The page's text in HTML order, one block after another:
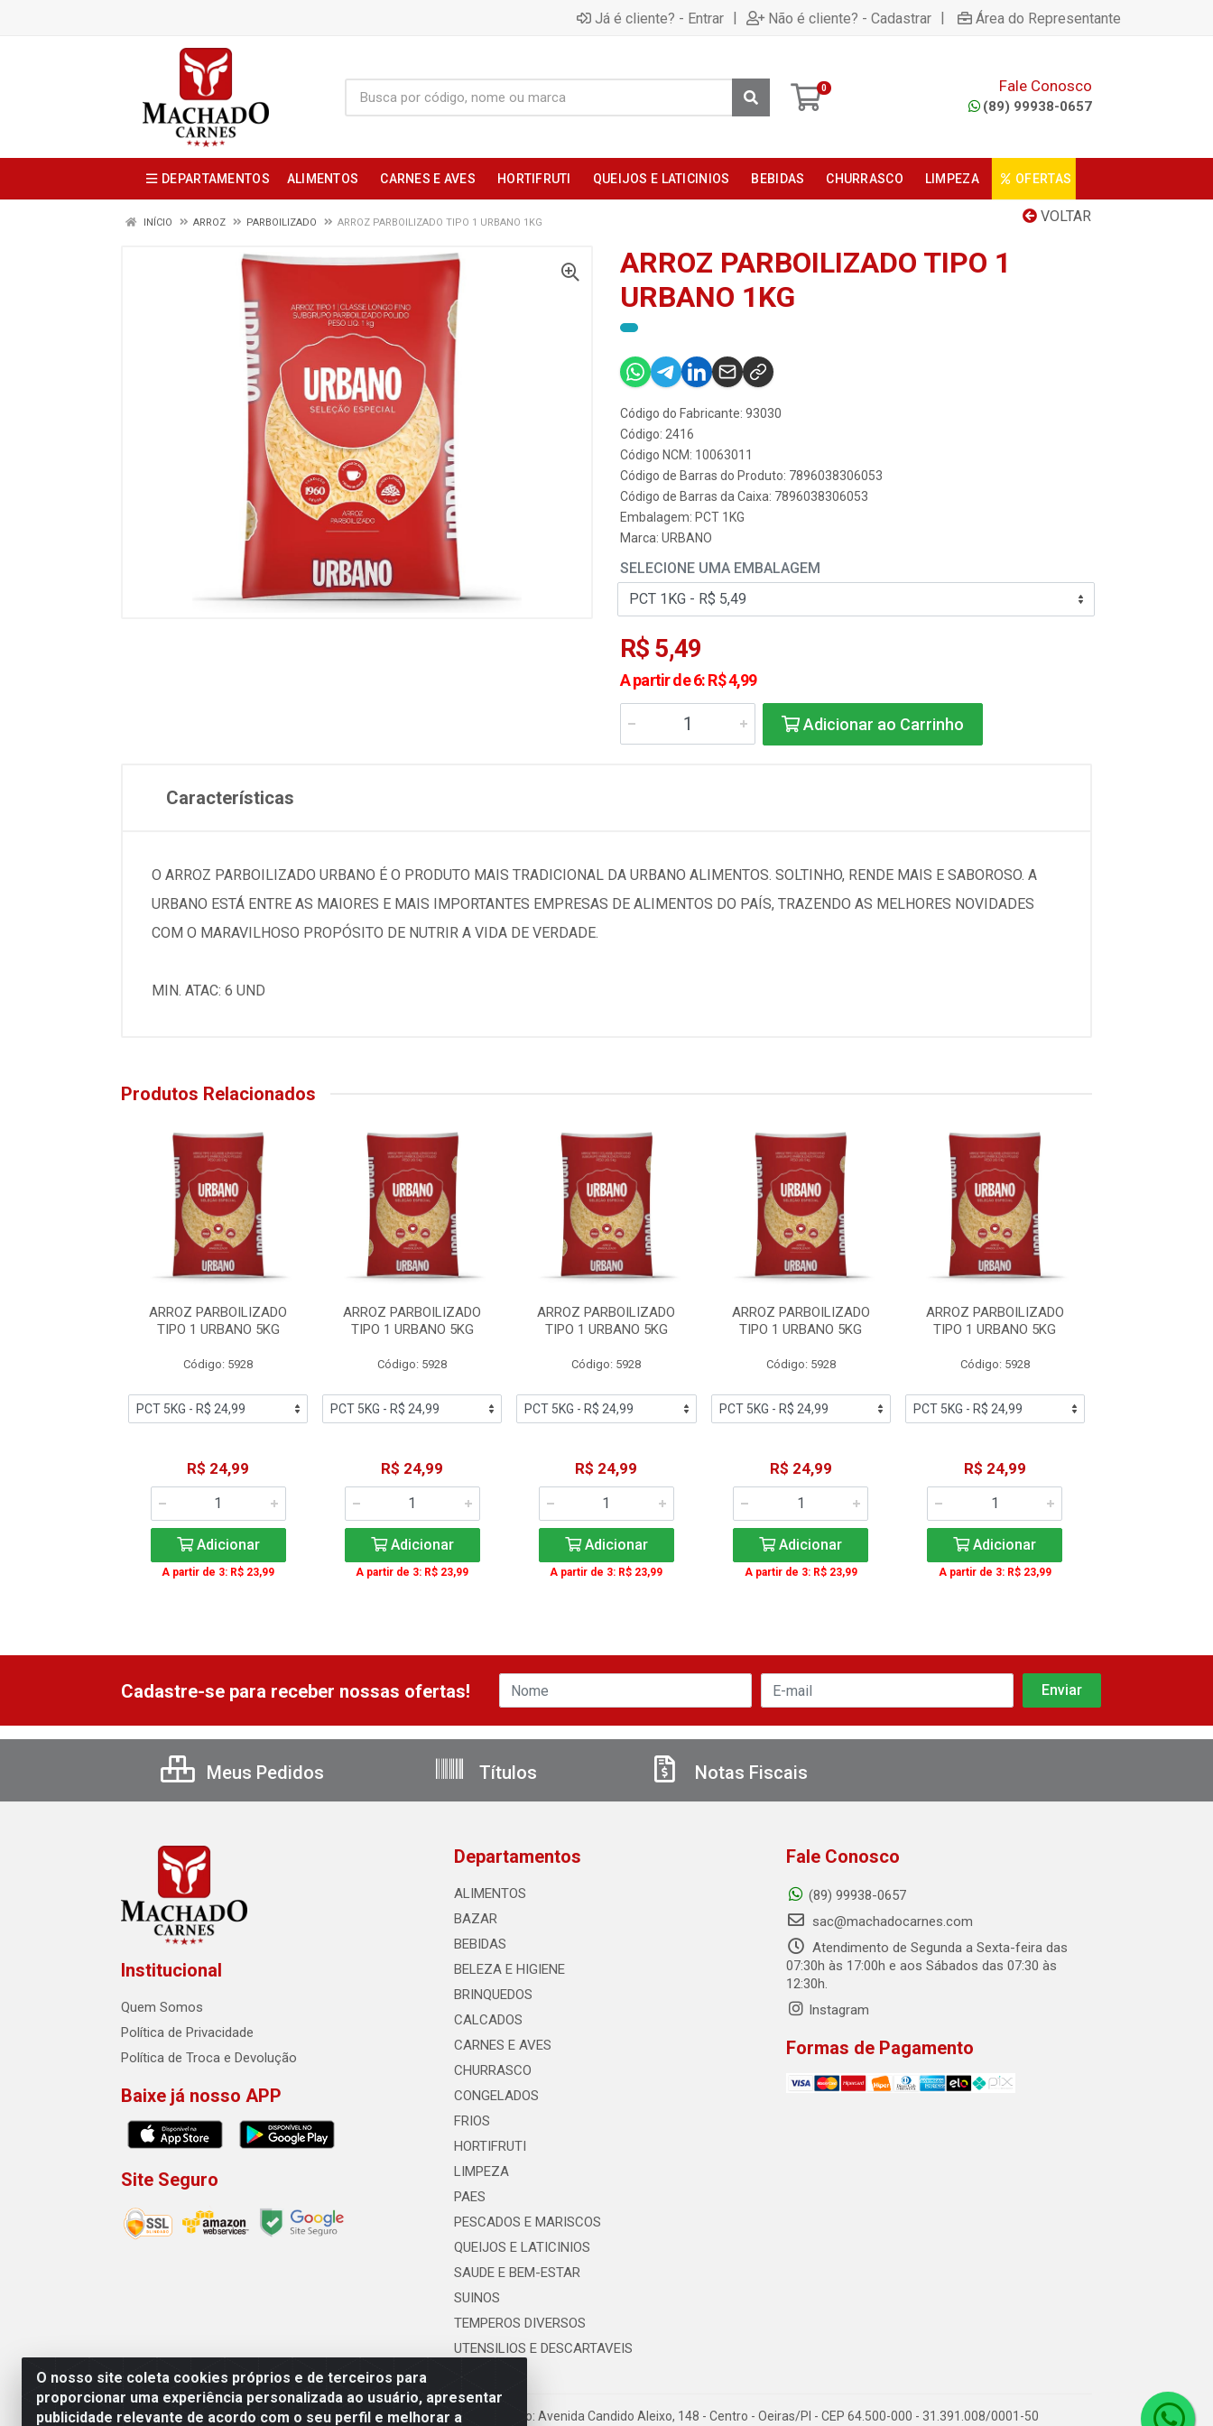
Já é cliente? - Entrar | Não é cliente? - Cadastrar | Área do Representante
0 Fale Conosco
(89) 99938-0657
DEPARTAMENTOS ALIMENTOS CARNES E AVES HORTIFRUTI QUEIJOS E LATICINIOS BEBIDAS CHURRASCO LIMPEZA OFERTAS
VOLTAR
INÍCIO ARROZ PARBOILIZADO ARROZ PARBOILIZADO TIPO 1 URBANO 1KG
ARROZ PARBOILIZADO TIPO 1
URBANO 1KG
Código do Fabricante: 93030
Código: 2416
Código NCM: 10063011
Código de Barras do Produto: 7896038306053
Código de Barras da Caixa: 7896038306053
Embalagem: PCT 1KG
Marca: URBANO
SELECIONE UMA EMBALAGEM
R$ 5,49
A partir de 6: R$ 4,99
Adicionar ao Carrinho
Características
O ARROZ PARBOILIZADO URBANO É O PRODUTO MAIS TRADICIONAL DA URBANO ALIMENTOS. SOLTINHO, RENDE MAIS E SABOROSO. A
URBANO ESTÁ ENTRE AS MAIORES E MAIS IMPORTANTES EMPRESAS DE ALIMENTOS DO PAÍS, TRAZENDO AS MELHORES NOVIDADES
COM O MARAVILHOSO PROPÓSITO DE NUTRIR A VIDA DE VERDADE.
MIN. ATAC: 6 UND
Produtos Relacionados
ARROZ PARBOILIZADO
TIPO 1 URBANO 5KG
Código: 5928
R$ 24,99
Adicionar
A partir de 3: R$ 23,99
ARROZ PARBOILIZADO
TIPO 1 URBANO 5KG
Código: 5928
R$ 24,99
Adicionar
A partir de 3: R$ 23,99
ARROZ PARBOILIZADO
TIPO 1 URBANO 5KG
Código: 5928
R$ 24,99
Adicionar
A partir de 3: R$ 23,99
ARROZ PARBOILIZADO
TIPO 1 URBANO 5KG
Código: 5928
R$ 24,99
Adicionar
A partir de 3: R$ 23,99
ARROZ PARBOILIZADO
TIPO 1 URBANO 5KG
Código: 5928
R$ 24,99
Adicionar
A partir de 3: R$ 23,99
O nosso site coleta cookies próprios e de terceiros para
proporcionar uma experiência personalizada ao usuário, apresentar
publicidade relevante de acordo com o seu perfil e melhorar a
Cadastre-se para receber nossas ofertas!
Meus Pedidos Títulos Notas Fiscais
Institucional
Quem Somos
Política de Privacidade
Política de Troca e Devolução
Baixe já nosso APP
Site Seguro
Departamentos
ALIMENTOS
BAZAR
BEBIDAS
BELEZA E HIGIENE
BRINQUEDOS
CALCADOS
CARNES E AVES
CHURRASCO
CONGELADOS
FRIOS
HORTIFRUTI
LIMPEZA
PAES
PESCADOS E MARISCOS
QUEIJOS E LATICINIOS
SAUDE E BEM-ESTAR
SUINOS
TEMPEROS DIVERSOS
UTENSILIOS E DESCARTAVEIS
Fale Conosco
(89) 99938-0657
sac@machadocarnes.com
Atendimento de Segunda a Sexta-feira das
07:30h às 17:00h e aos Sábados das 07:30 às
12:30h.
Instagram
Formas de Pagamento
Machado Carnes Distribuidora de Alimentos LTDA - Logradouro: Avenida Candido Aleixo, 148 - Centro - Oeiras/PI - CEP 64.500-000 - 31.391.008/0001-50